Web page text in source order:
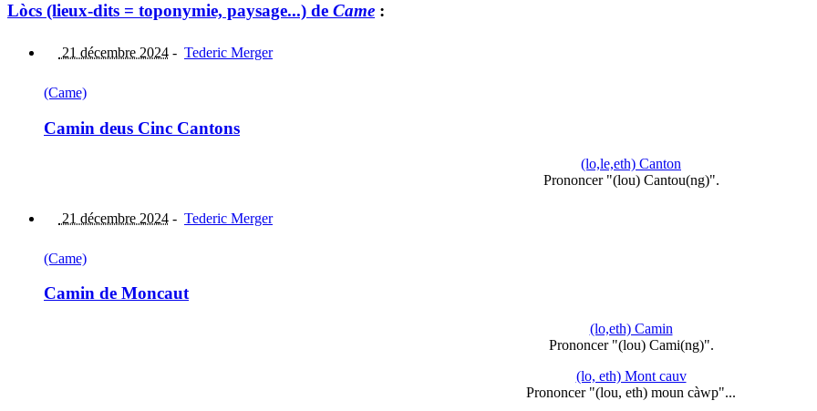
Lòcs (lieux-dits = toponymie, paysage...) de Came :
21 décembre 2024 - Tederic Merger
(Came)
Camin deus Cinc Cantons
(lo,le,eth) Canton
Prononcer "(lou) Cantou(ng)".
21 décembre 2024 - Tederic Merger
(Came)
Camin de Moncaut
(lo,eth) Camin
Prononcer "(lou) Cami(ng)".
(lo, eth) Mont cauv
Prononcer "(lou, eth) moun càwp"...